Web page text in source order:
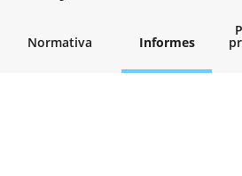
Normativa Informes